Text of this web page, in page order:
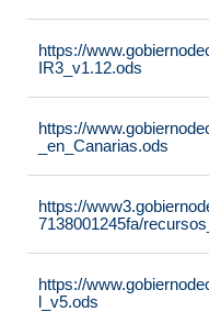
https://
IR3_v1.12.ods
https://
_en_Canarias.ods
https://
7138001245fa/
https://
l_v5.ods